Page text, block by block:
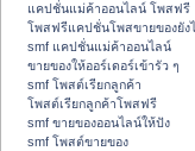
แคปชั่นแม่ค้าออนไลน์ โพสฟรี
โพสฟรีแคปชั่นโพสขายของยัง
smf แคปชั่นแม่ค้าออนไลน์
ขายของให้ออร์เดอร์เข้ารัว ๆ
smf โพสต์เรียกลูกค้า
โพสต์เรียกลูกค้าโพสฟรี
smf ขายของออนไลน์ให้ปัง
smf โพสต์ขายของ